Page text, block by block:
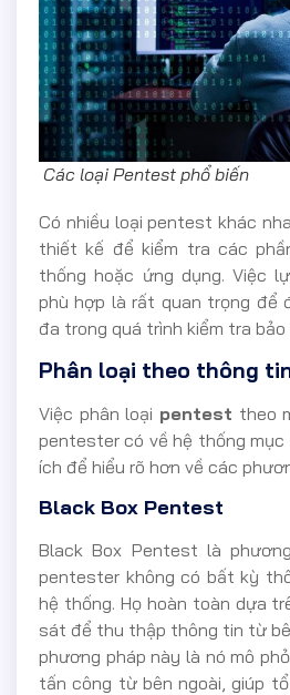
Các loại Pentest phổ biến
Có nhiều loại pentest khác
thiết kế để kiểm tra các
thống hoặc ứng dụng. Việc
phù hợp là rất quan trọng để
đa trong quá trình kiểm tra bảo
Phân loại theo thông
Việc phân loại pentest theo
pentester có về hệ thống
ích để hiểu rõ hơn về các
Black Box Pentest
Black Box Pentest là
pentester không có bất kỳ
hệ thống. Họ hoàn toàn dựa
sát để thu thập thông tin từ
phương pháp này là nó mô
tấn công từ bên ngoài, giúp